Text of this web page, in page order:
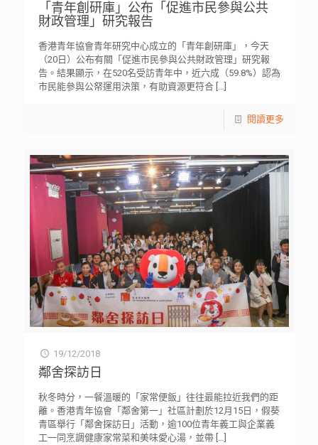
「青年創研庫」公布「促進市民參與公共
財政管理」研究報告
香港青年協會青年研究中心成立的「青年創研庫」，今天
（20日）公布有關「促進市民參與公共財政管理」研究報
告。結果顯示，在520名受訪青年中，近六成（59.8%）認為
市民能參與公帑運用決策，有助資源更符合[…]
閱讀更多
19/12/2018
鄰舍探訪日
秋冬時分，一餐溫暖的「家常便飯」往往最能拉近我們的距
離。香港青年協會「鄰舍第一」社區計劃於12月15日，假葵
青區舉行「鄰舍探訪日」活動，逾100位青年義工與企業義
工一同烹調健康家常菜和美味愛心湯，並帶[…]